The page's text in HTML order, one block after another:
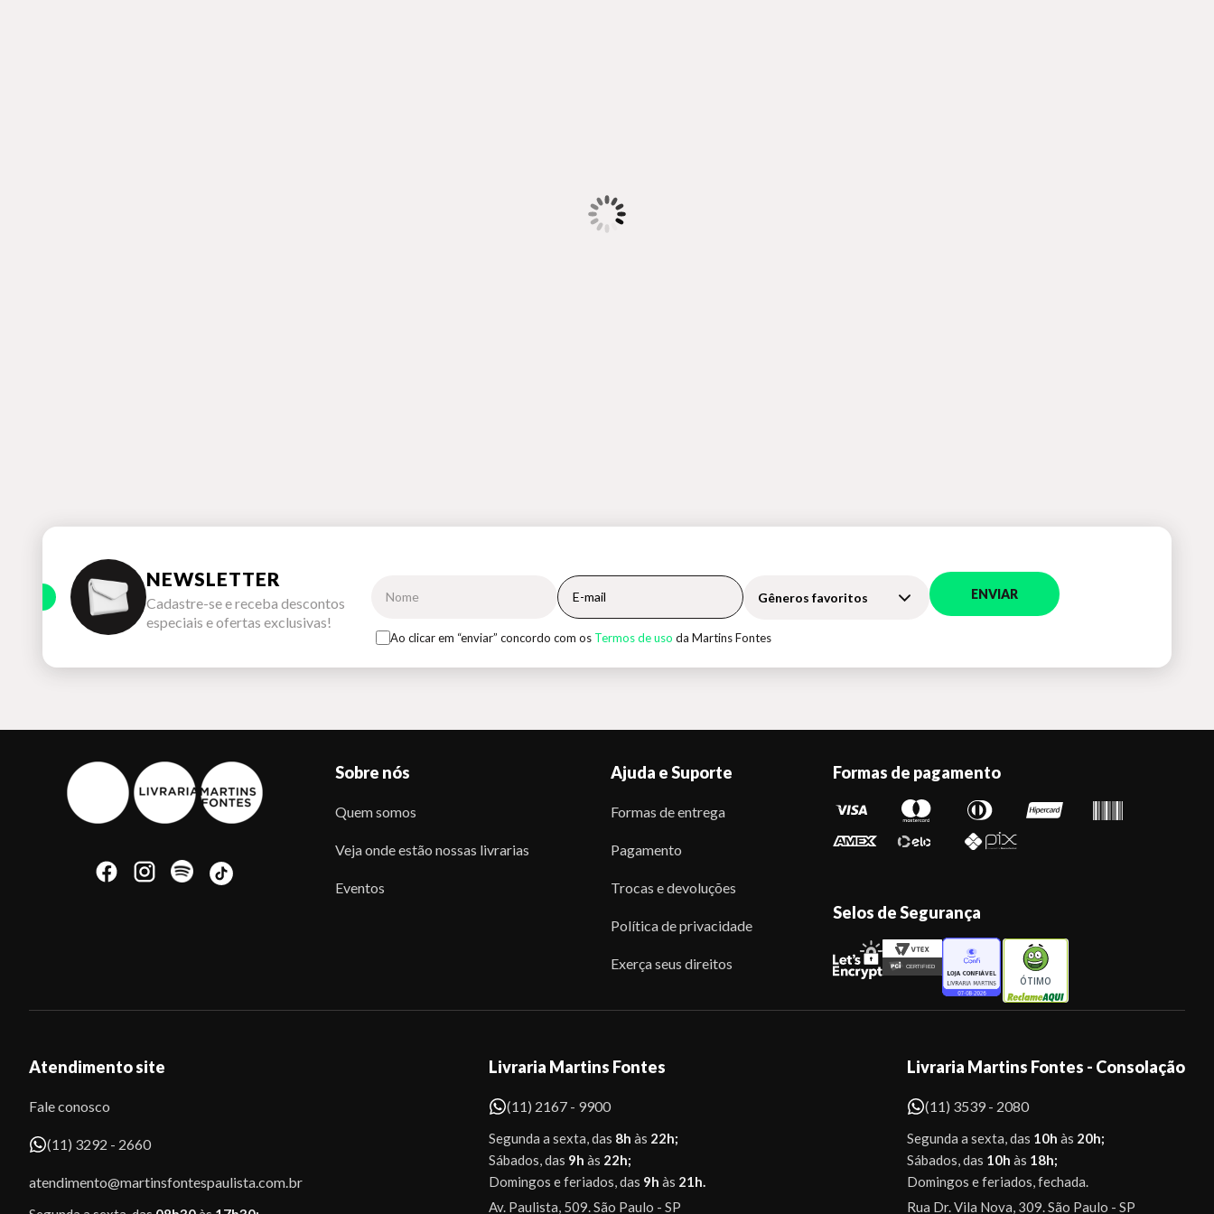
NEWSLETTER
Cadastre-se e receba descontos
especiais e ofertas exclusivas!
Gêneros favoritos ENVIAR
Ao clicar em “enviar” concordo com os Termos de uso da Martins Fontes
Sobre nós
Quem somos
Veja onde estão nossas livrarias
Eventos
Ajuda e Suporte
Formas de entrega
Pagamento
Trocas e devoluções
Política de privacidade
Exerça seus direitos
Formas de pagamento
Selos de Segurança
ÓTIMO
Atendimento site
Fale conosco
(11) 3292 - 2660
atendimento@martinsfontespaulista.com.br
Livraria Martins Fontes
(11) 2167 - 9900
Segunda a sexta, das 8h às 22h;
Sábados, das 9h às 22h;
Domingos e feriados, das 9h às 21h.
Av. Paulista, 509. São Paulo - SP
Livraria Martins Fontes - Consolação
(11) 3539 - 2080
Segunda a sexta, das 10h às 20h;
Sábados, das 10h às 18h;
Domingos e feriados, fechada.
Rua Dr. Vila Nova, 309. São Paulo - SP